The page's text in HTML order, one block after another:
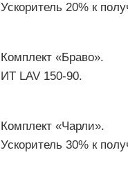
Ускоритель 20% к
Комплект «Браво».
ИТ LAV 150-90.
Комплект «Чарли».
Ускоритель 30% к